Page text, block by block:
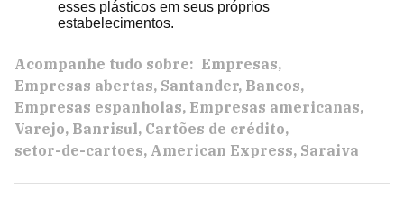
esses plásticos em seus próprios
estabelecimentos.
Acompanhe tudo sobre: Empresas
Empresas abertas Santander Bancos
Empresas espanholas Empresas americanas
Varejo Banrisul Cartões de crédito
setor-de-cartoes American Express Saraiva